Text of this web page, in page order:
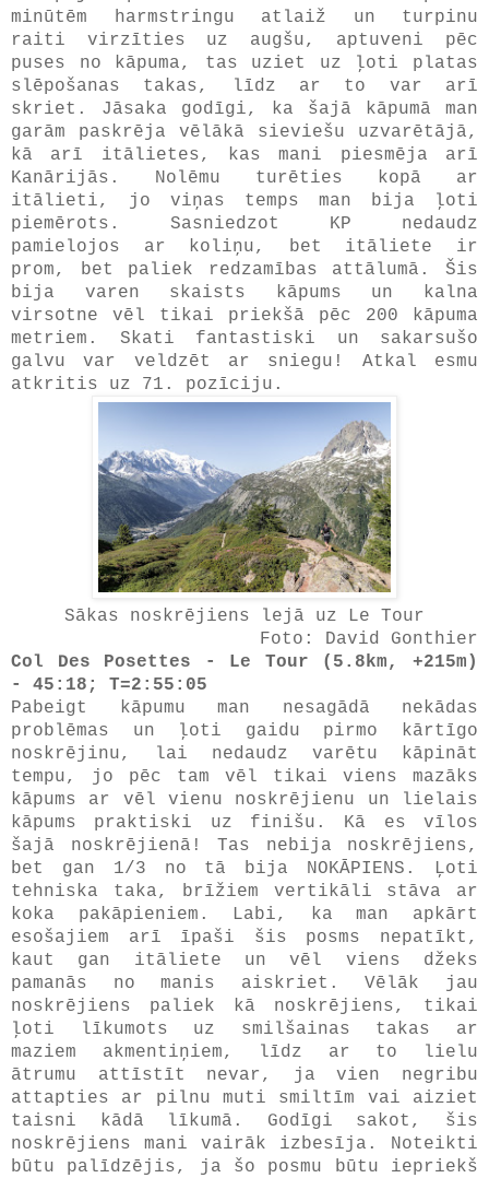
minūtēm harmstringu atlaiž un turpinu
raiti virzīties uz augšu, aptuveni pēc
puses no kāpuma, tas uziet uz ļoti platas
slēpošanas takas, līdz ar to var arī
skriet. Jāsaka godīgi, ka šajā kāpumā man
garām paskrēja vēlākā sieviešu uzvarētājā,
kā arī itālietes, kas mani piesmēja arī
Kanārijās. Nolēmu turēties kopā ar
itālieti, jo viņas temps man bija ļoti
piemērots. Sasniedzot KP nedaudz
pamielojos ar koliņu, bet itāliete ir
prom, bet paliek redzamības attālumā. Šis
bija varen skaists kāpums un kalna
virsotne vēl tikai priekšā pēc 200 kāpuma
metriem. Skati fantastiski un sakarsušo
galvu var veldzēt ar sniegu! Atkal esmu
atkritis uz 71. pozīciju.
Sākas noskrējiens lejā uz Le Tour
Foto: David Gonthier
Col Des Posettes - Le Tour (5.8km, +215m)
- 45:18; T=2:55:05
Pabeigt kāpumu man nesagādā nekādas
problēmas un ļoti gaidu pirmo kārtīgo
noskrējinu, lai nedaudz varētu kāpināt
tempu, jo pēc tam vēl tikai viens mazāks
kāpums ar vēl vienu noskrējienu un lielais
kāpums praktiski uz finišu. Kā es vīlos
šajā noskrējienā! Tas nebija noskrējiens,
bet gan 1/3 no tā bija NOKĀPIENS. Ļoti
tehniska taka, brīžiem vertikāli stāva ar
koka pakāpieniem. Labi, ka man apkārt
esošajiem arī īpaši šis posms nepatīkt,
kaut gan itāliete un vēl viens džeks
pamanās no manis aiskriet. Vēlāk jau
noskrējiens paliek kā noskrējiens, tikai
ļoti līkumots uz smilšainas takas ar
maziem akmentiņiem, līdz ar to lielu
ātrumu attīstīt nevar, ja vien negribu
attapties ar pilnu muti smiltīm vai aiziet
taisni kādā līkumā. Godīgi sakot, šis
noskrējiens mani vairāk izbesīja. Noteikti
būtu palīdzējis, ja šo posmu būtu iepriekš